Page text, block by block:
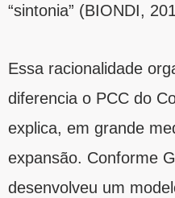
“sintonia” (BIONDI,
Essa racionalidade
diferencia o PCC do
explica, em grande
expansão. Conforme
desenvolveu um